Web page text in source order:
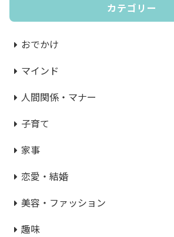
カテゴリー
おでかけ
マインド
人間関係・マナー
子育て
家事
恋愛・結婚
美容・ファッション
趣味